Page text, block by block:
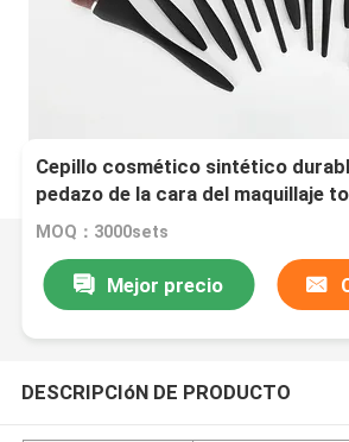
Cepillo cosmético sintético
pedazo de la cara del maquillaje
herramientas 3
MOQ：3000sets
Mejor precio
DESCRIPCIóN DE PRODUCTO